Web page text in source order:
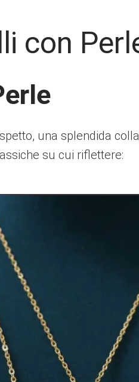
con
una splendida
su cui riflettere: